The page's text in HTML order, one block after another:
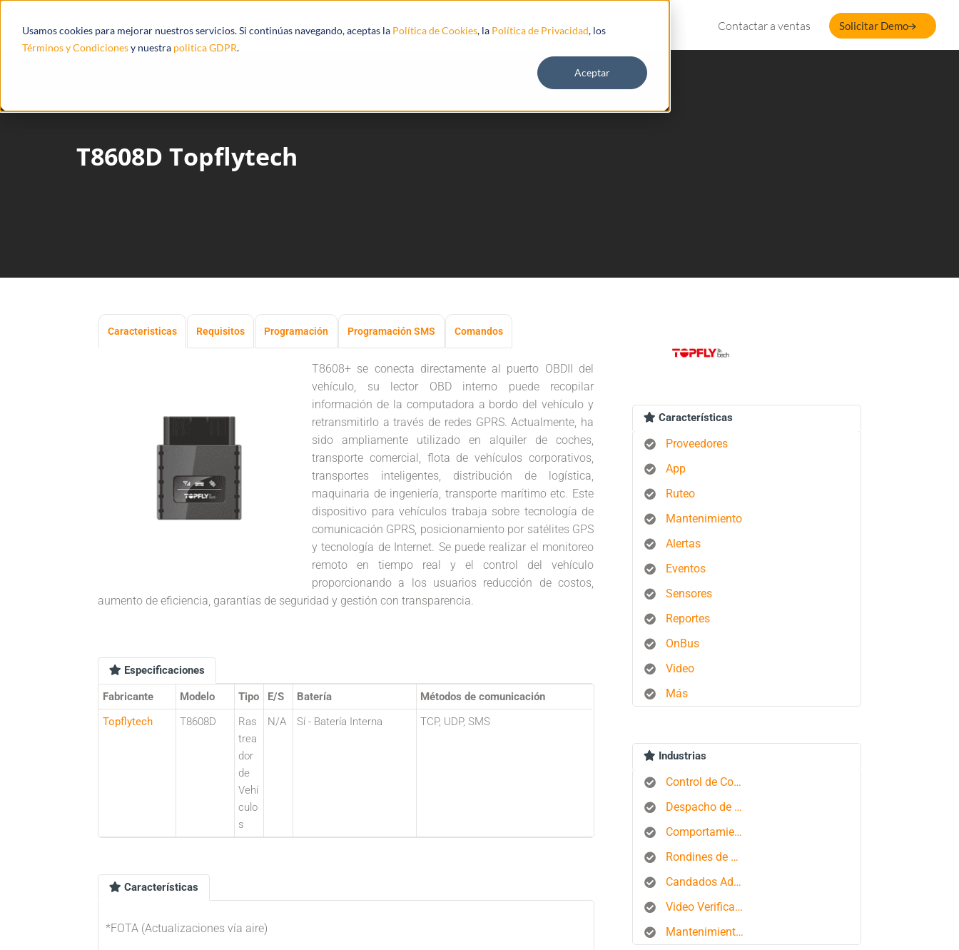
Usamos cookies para mejorar nuestros servicios. Si continúas navegando, aceptas la Política de Cookies, la Política de Privacidad, los
Términos y Condicionesy nuestra politica GDPR.
Aceptar
Productos Ecosistema Integraciones Recursos Contactar a ventas Solicitar Demo
T8608D Topflytech
Caracteristicas Requisitos Programación Programación SMS Comandos
T8608+ se conecta directamente al puerto OBDII del
vehículo, su lector OBD interno puede recopilar
información de la computadora a bordo del vehículo y
retransmitirlo a través de redes GPRS. Actualmente, ha
sido ampliamente utilizado en alquiler de coches,
transporte comercial, flota de vehículos corporativos,
transportes inteligentes, distribución de logística,
maquinaria de ingeniería, transporte marítimo etc. Este
dispositivo para vehículos trabaja sobre tecnología de
comunicación GPRS, posicionamiento por satélites GPS
y tecnología de Internet. Se puede realizar el monitoreo
remoto en tiempo real y el control del vehículo
proporcionando a los usuarios reducción de costos,
aumento de eficiencia, garantías de seguridad y gestión con transparencia.
Especificaciones
Fabricante Modelo Tipo E/S Batería
Métodos de comunicación
Topflytech
T8608D
Ras
trea
dor
de
Vehí
culo
s
N/A Sí - Batería Interna TCP, UDP, SMS
Características
*FOTA (Actualizaciones vía aire)
Características
Proveedores
App
Ruteo
Mantenimiento
Alertas
Eventos
Sensores
Reportes
OnBus
Video
Más
Industrias
Control de Combustible
Despacho de Autobuses
Comportamiento del conductor
Rondines de Seguridad
Candados Aduaneros
Video Verificación
Mantenimiento de Flotas